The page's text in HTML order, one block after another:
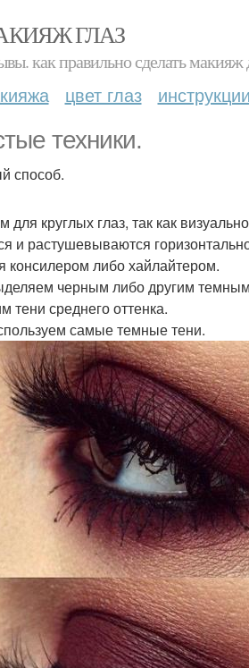
ГЛАЗ
как правильно сделать макияж
цвет глаз
техники.
способ.
круглых глаз, так как
и растушевываются
консилером либо хайлайтером.
черным либо другим
тени среднего оттенка.
самые темные тени.